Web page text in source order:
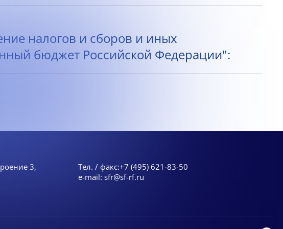
налогов и сборов и иных
бюджет Российской Федерации":
3,
Тел. / факс:+7 (495) 621-83-50
e-mail: sfr@sf-rf.ru